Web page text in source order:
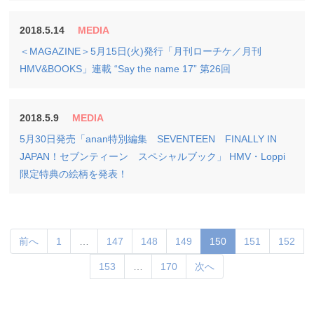
2018.5.14
MEDIA
＜MAGAZINE＞5月15日(火)発行「月刊ローチケ／月刊
HMV&BOOKS」連載 “Say the name 17” 第26回
2018.5.9
MEDIA
5月30日発売「anan特別編集 SEVENTEEN FINALLY IN
JAPAN！セブンティーン スペシャルブック」 HMV・Loppi
限定特典の絵柄を発表！
前へ 1 147 148 149 150(current)
151 152
153 170 次へ